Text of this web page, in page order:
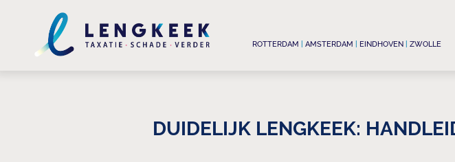
ROTTERDAM AMSTERDAM EINDHOVEN ZWOLLE
DUIDELIJK LENGKEEK: